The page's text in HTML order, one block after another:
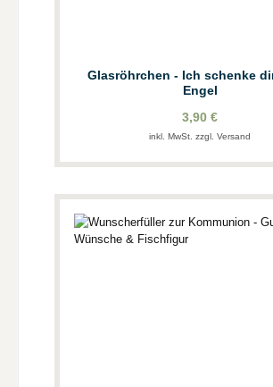
Glasröhrchen - Ich schenke
Engel
3,90 €
inkl. MwSt. zzgl. Versand